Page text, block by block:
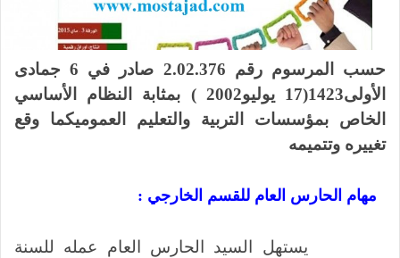
حسب المرسوم رقم 2.02.376 صادر في 6 جمادى
الأولى1423(17 يوليو2002 ) بمثابة النظام الأساسي
الخاص بمؤسسات التربية والتعليم العموميكما وقع
تغييره وتتميمه
مهام الحارس العام للقسم الخارجي :
يستهل السيد الحارس العام عمله للسنة